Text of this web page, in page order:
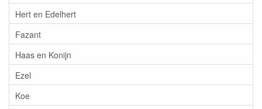
Hert en Edelhert
Fazant
Haas en Konijn
Ezel
Koe